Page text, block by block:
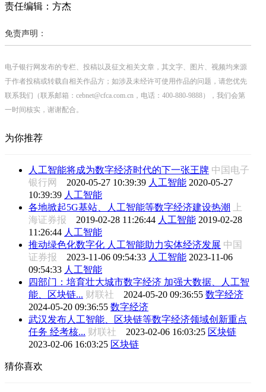
责任编辑：方杰
免责声明：
电子银行网发布的专栏、投稿以及征文相关文章，其文字、图片、视频均来源
于作者投稿或转载自相关作品方；如涉及未经许可使用作品的问题，请您优先
联系我们（联系邮箱：cebnet@cfca.com.cn，电话：400-880-9888），我们会第
一时间核实，谢谢配合。
为你推荐
人工智能将成为数字经济时代的下一张王牌 中国电子
银行网 2020-05-27 10:39:39 人工智能 2020-05-27
10:39:39 人工智能
各地掀起5G基站、人工智能等数字经济建设热潮
上
海证券报 2019-02-28 11:26:44 人工智能 2019-02-28
11:26:44 人工智能
推动绿色化数字化 人工智能助力实体经济发展 中国
证券报 2023-11-06 09:54:33 人工智能 2023-11-06
09:54:33 人工智能
四部门：培育壮大城市数字经济 加强大数据、人工智
能、区块链... 财联社 2024-05-20 09:36:55 数字经济
2024-05-20 09:36:55 数字经济
武汉发布人工智能、区块链等数字经济领域创新重点
任务 经考核... 财联社 2023-02-06 16:03:25 区块链
2023-02-06 16:03:25 区块链
猜你喜欢